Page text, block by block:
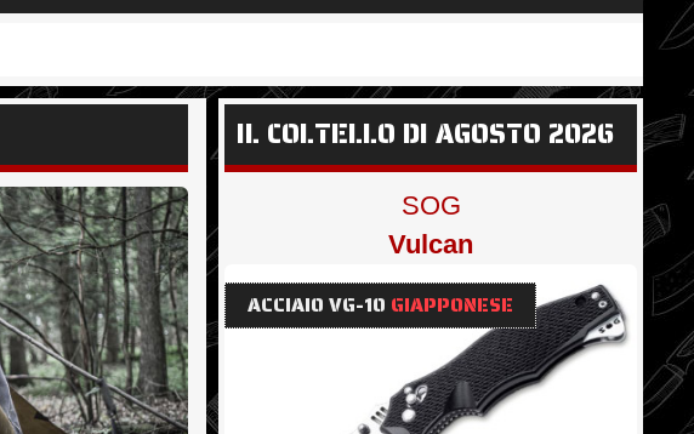
IL COLTELLO DI AGOSTO 2026
SOG
Vulcan
ACCIAIO VG-10 GIAPPONESE